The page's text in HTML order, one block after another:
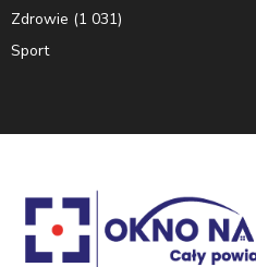
Zdrowie (1 031)
Sport